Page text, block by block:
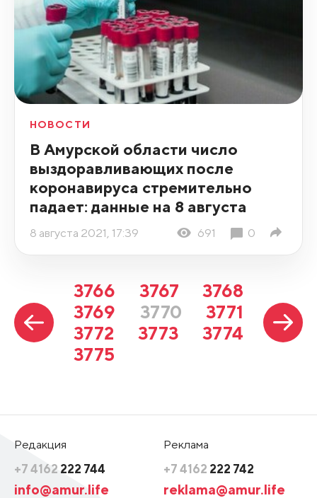
НОВОСТИ
В Амурской области число
выздоравливающих после
коронавируса стремительно
падает: данные на 8 августа
8 августа 2021, 17:39 691 0
3766 3767
3768
3769
3770
3771
3772
3773
3774
3775
Редакция
+7 4162 222 744
info@amur.life
Реклама
+7 4162 222 742
reklama@amur.life